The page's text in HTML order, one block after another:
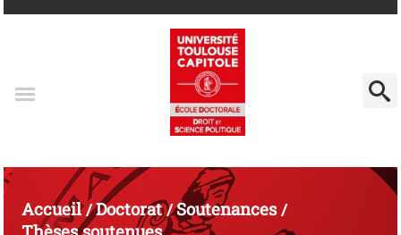
Accueil/Doctorat/Soutenances/